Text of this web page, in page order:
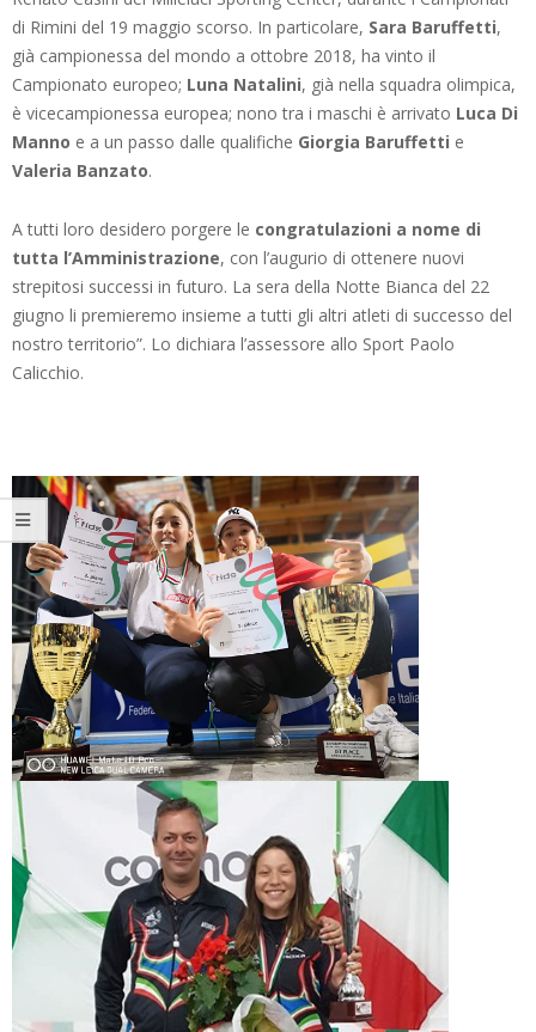
di Rimini del 19 maggio scorso. In particolare, Sara Baruffetti,
già campionessa del mondo a ottobre 2018, ha vinto il
Campionato europeo; Luna Natalini, già nella squadra olimpica,
è vicecampionessa europea; nono tra i maschi è arrivato Luca Di
Manno e a un passo dalle qualifiche Giorgia Baruffetti e
Valeria Banzato.
A tutti loro desidero porgere le congratulazioni a nome di
tutta l’Amministrazione, con l’augurio di ottenere nuovi
strepitosi successi in futuro. La sera della Notte Bianca del 22
giugno li premieremo insieme a tutti gli altri atleti di successo del
nostro territorio”. Lo dichiara l’assessore allo Sport Paolo
Calicchio.